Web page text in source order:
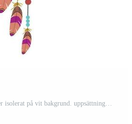
dröm stoppare och fjäder isolerat på vit bakgrund. uppsättning av färgrik vektor illustrationer. amerikan indisk dröm fångare. Pro Vektor